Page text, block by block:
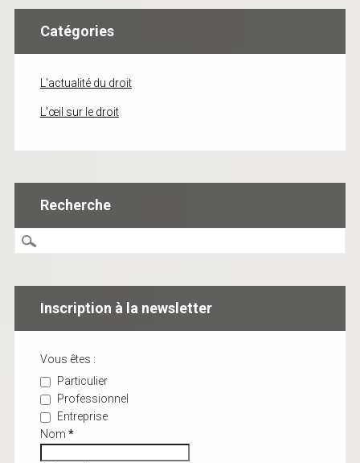
Catégories
L'actualité du droit
L'œil sur le droit
Recherche
Inscription à la newsletter
Vous êtes :
Particulier
Professionnel
Entreprise
Nom *